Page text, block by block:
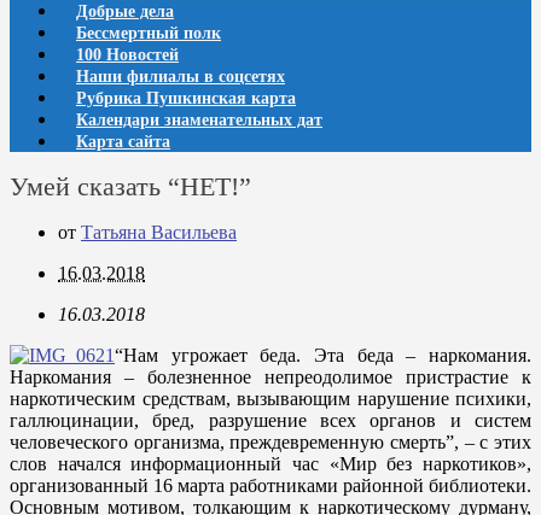
Добрые дела
Бессмертный полк
100 Новостей
Наши филиалы в соцсетях
Рубрика Пушкинская карта
Календари знаменательных дат
Карта сайта
Умей сказать “НЕТ!”
от Татьяна Васильева
16.03.2018
16.03.2018
“Нам угрожает беда. Эта беда – наркомания.
Наркомания – болезненное непреодолимое пристрастие к
наркотическим средствам, вызывающим нарушение психики,
галлюцинации, бред, разрушение всех органов и систем
человеческого организма, преждевременную смерть”, – с этих
слов начался информационный час «Мир без наркотиков»,
организованный 16 марта работниками районной библиотеки.
Основным мотивом, толкающим к наркотическому дурману,